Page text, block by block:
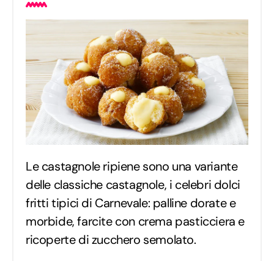
Le castagnole ripiene sono una variante
delle classiche castagnole, i celebri dolci
fritti tipici di Carnevale: palline dorate e
morbide, farcite con crema pasticciera e
ricoperte di zucchero semolato.